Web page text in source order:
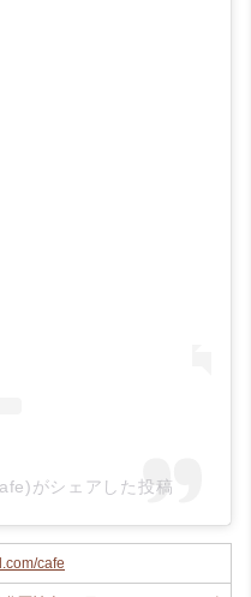
がシェアした投稿
cafe